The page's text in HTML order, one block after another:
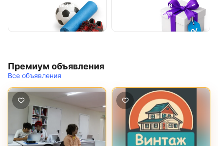
Хобби, отдых и
Специальные
предложения
Премиум объявления
Все объявления